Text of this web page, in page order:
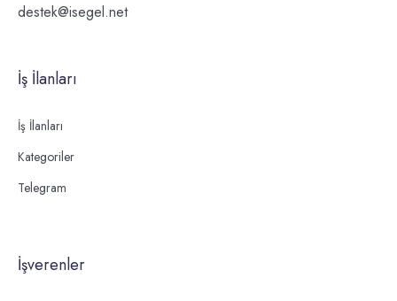
destek@isegel.net
İş İlanları
İş İlanları
Kategoriler
Telegram
İşverenler